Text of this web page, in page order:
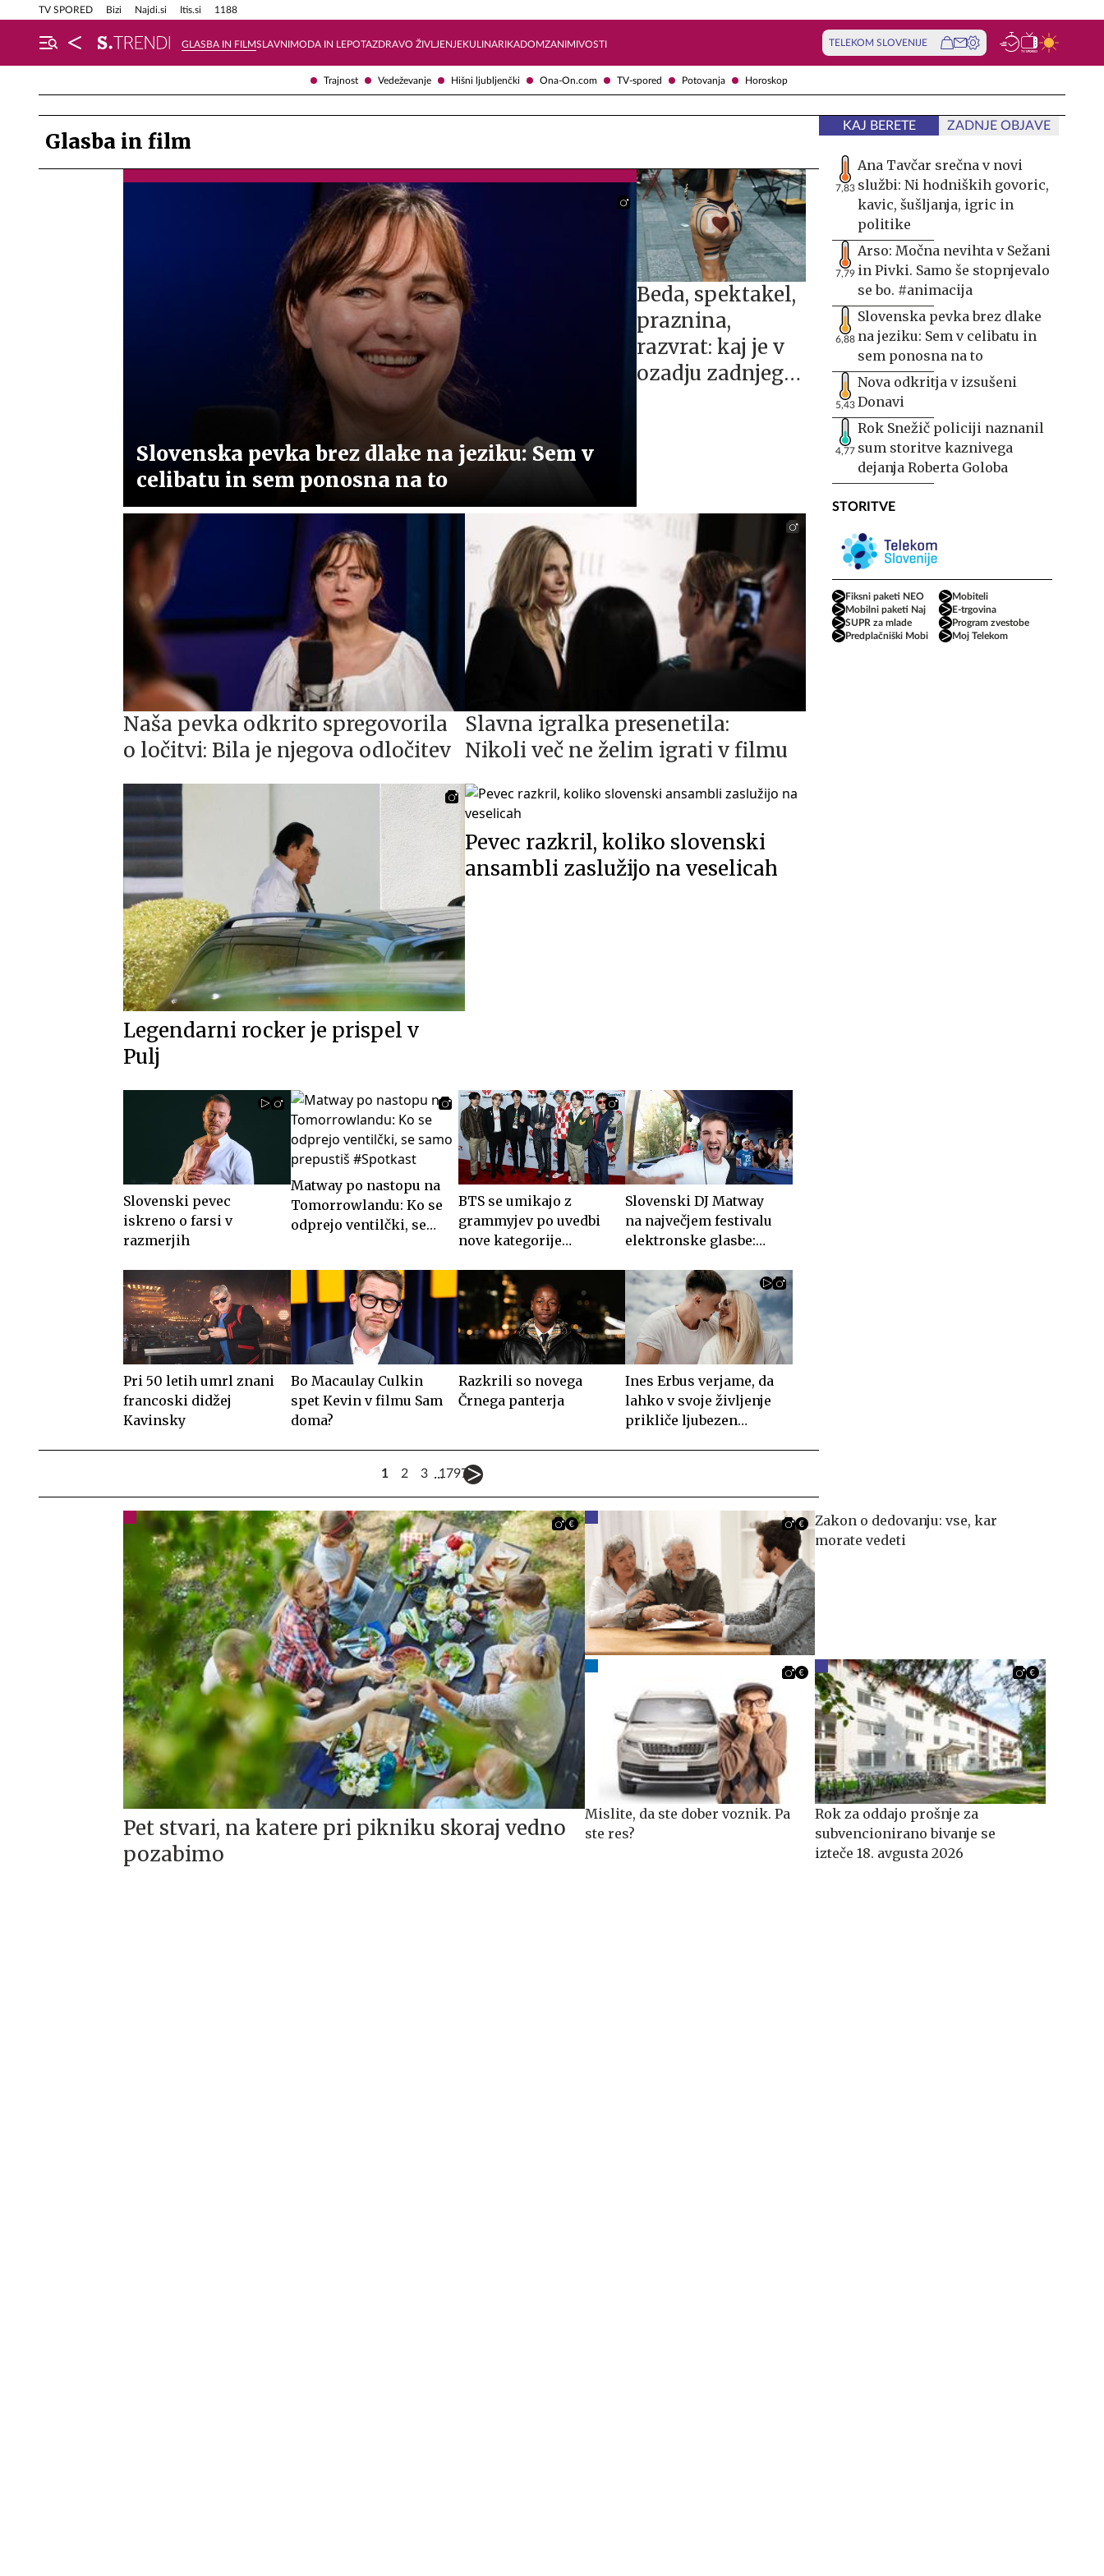
Trajnost Vedeževanje Hišni ljubljenčki Ona-On.com TV-spored Potovanja Horoskop
TV SPORED Bizi Najdi.si Itis.si 1188
GLASBA IN FILMSLAVNIMODA IN LEPOTAZDRAVO ŽIVLJENJEKULINARIKADOMZANIMIVOSTI TELEKOM SLOVENIJE
Info in obvestila Tehnik
Glasba in film
Slovenska pevka brez dlake na jeziku: Sem v
celibatu in sem ponosna na to
Beda, spektakel,
praznina,
razvrat: kaj je v
ozadju zadnjega
Naša pevka odkrito spregovorila
o ločitvi: Bila je njegova odločitev
Slavna igralka presenetila:
Nikoli več ne želim igrati v filmu
Legendarni rocker je prispel v
Pulj
Pevec razkril, koliko slovenski
ansambli zaslužijo na veselicah
Slovenski pevec
iskreno o farsi v
razmerjih
Matway po nastopu na
Tomorrowlandu: Ko se
odprejo ventilčki, se
BTS se umikajo z
grammyjev po uvedbi
nove kategorije
Slovenski DJ Matway
na največjem festivalu
elektronske glasbe:
vsako minuto #video
Pri 50 letih umrl znani
francoski didžej
Kavinsky
Bo Macaulay Culkin
spet Kevin v filmu Sam
doma?
Razkrili so novega
Črnega panterja
Ines Erbus verjame, da
lahko v svoje življenje
prikliče ljubezen
1 2 3 ...1797
KAJ BERETE ZADNJE OBJAVE
7,83
Ana Tavčar srečna v novi
službi: Ni hodniških govoric,
kavic, šušljanja, igric in
politike
7,79
Arso: Močna nevihta v Sežani
in Pivki. Samo še stopnjevalo
se bo. #animacija
6,88
Slovenska pevka brez dlake
na jeziku: Sem v celibatu in
sem ponosna na to
5,43
Nova odkritja v izsušeni
Donavi
4,77
Rok Snežič policiji naznanil
sum storitve kaznivega
dejanja Roberta Goloba
STORITVE
Fiksni paketi NEO
Mobiteli
Mobilni paketi Naj
E-trgovina
SUPR za mlade
Program zvestobe
Predplačniški Mobi
Moj Telekom
Pet stvari, na katere pri pikniku skoraj vedno
pozabimo
Zakon o dedovanju: vse, kar
morate vedeti
Mislite, da ste dober voznik. Pa
ste res?
​​​​​​​Rok za oddajo prošnje za
subvencionirano bivanje se
izteče 18. avgusta 2026